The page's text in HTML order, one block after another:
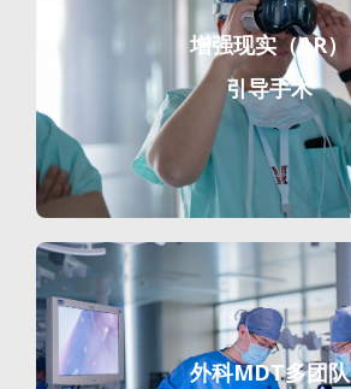
增强现实（AR）
引导手术
外科MDT多团队